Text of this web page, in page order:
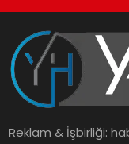
Reklam & İşbirliği: